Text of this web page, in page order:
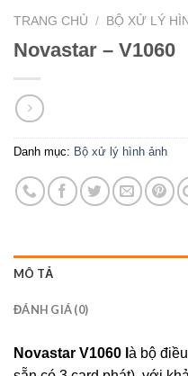
TRANG CHỦ / BỘ XỬ LÝ
Novastar – V1060
Danh mục: Bộ xử lý hình ảnh
MÔ TẢ
ĐÁNH GIÁ (0)
Novastar V1060 l à bộ